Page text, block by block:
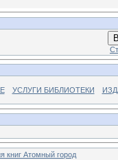
УСЛУГИ БИБЛИОТЕКИ
книг Атомный город